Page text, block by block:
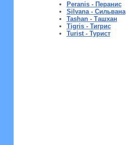
Peranis - Перанис
Silvana - Сильвана
Tashan - Ташхан
Tigris - Тигрис
Turist - Турист